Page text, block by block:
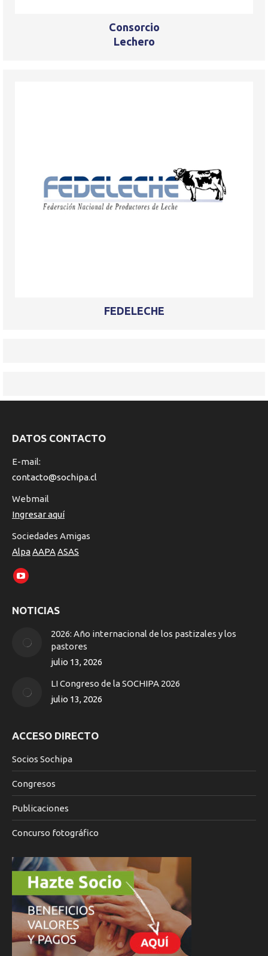
Consorcio
Lechero
FEDELECHE
DATOS CONTACTO
E-mail:
contacto@sochipa.cl
Webmail
Ingresar aquí
Sociedades Amigas
AlpaAAPAASAS
Encuéntranos en:
YouTube
opens
new
window
NOTICIAS
2026: Año internacional de los pastizales y los
pastores
julio 13, 2026
LI Congreso de la SOCHIPA 2026
julio 13, 2026
ACCESO DIRECTO
Socios Sochipa
Congresos
Publicaciones
Concurso fotográfico